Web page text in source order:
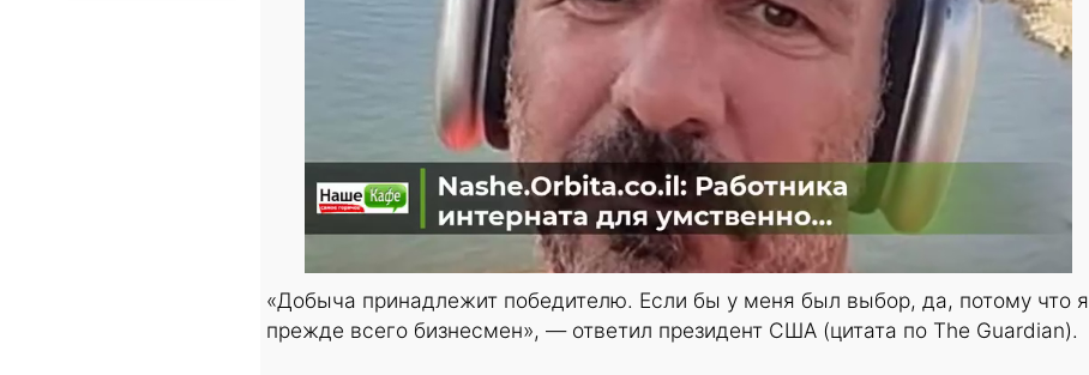
«Добыча принадлежит победителю. Если бы у меня был выбор, да, потому что я
прежде всего бизнесмен», — ответил президент США (цитата по The Guardian).